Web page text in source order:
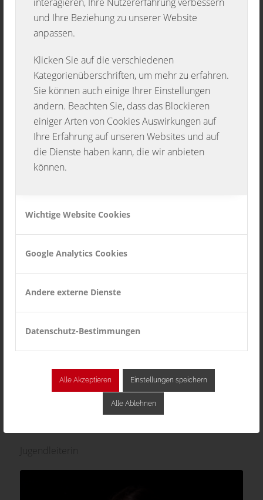
und Ihre Beziehung zu unserer Website
anpassen.
Klicken Sie auf die verschiedenen
Kategorienüberschriften, um mehr zu erfahren.
Sie können auch einige Ihrer Einstellungen
ändern. Beachten Sie, dass das Blockieren
einiger Arten von Cookies Auswirkungen auf
Ihre Erfahrung auf unseren Websites und auf
die Dienste haben kann, die wir anbieten
können.
Wichtige Website Cookies
Google Analytics Cookies
Andere externe Dienste
Datenschutz-Bestimmungen
Alle Akzeptieren Einstellungen speichern
Alle Ablehnen
Anette Xalter
Kassier
Jugendleiterin